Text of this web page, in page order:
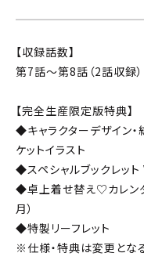
【収録話数】
第7話～第8話（2話収録）
【完全生産限定版特典】
◆キャラクターデザイン
ケットイラスト
◆スペシャルブックレット
◆卓上着せ替え♡カレンダ
月）
◆特製リーフレット
※仕様・特典は変更とな